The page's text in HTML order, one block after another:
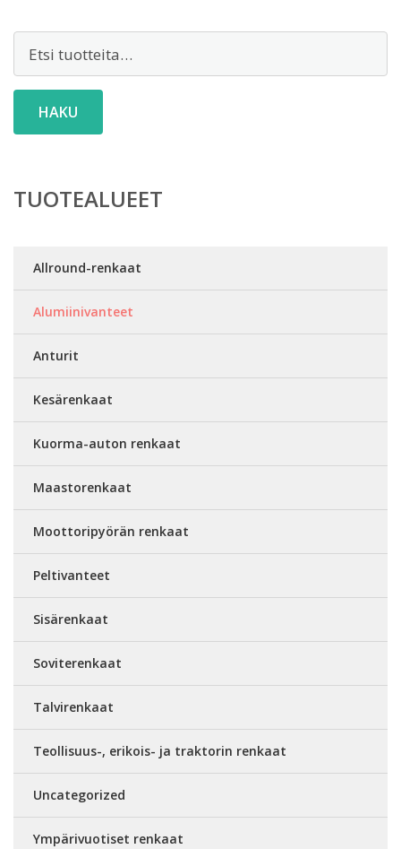
HAKU
TUOTEALUEET
Allround-renkaat
Alumiinivanteet
Anturit
Kesärenkaat
Kuorma-auton renkaat
Maastorenkaat
Moottoripyörän renkaat
Peltivanteet
Sisärenkaat
Soviterenkaat
Talvirenkaat
Teollisuus-, erikois- ja traktorin renkaat
Uncategorized
Ympärivuotiset renkaat